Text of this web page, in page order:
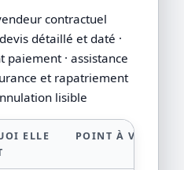
contractuel
détaillé et daté ·
paiement · assistance
et rapatriement
lisible
ELLE
POINT À VÉRIFIER